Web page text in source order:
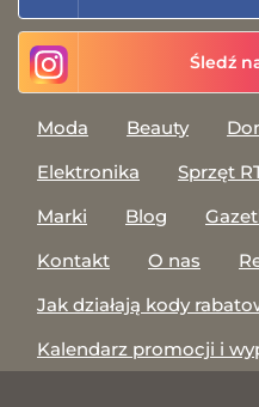
Śledź
Moda Beauty
Elektronika
Sprzęt
Marki
Blog
Kontakt
O nas
Jak działają kody
Kalendarz promocji i